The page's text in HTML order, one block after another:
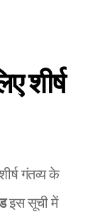
शीर्ष
गंतव्य के
इस सूची में